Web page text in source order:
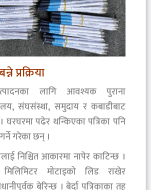
प्रक्रिया
लागि आवश्यक पुराना
संघसंस्था, समुदाय र कबाडीबाट
पढेर थन्किएका पत्रिका पनि
गरेका छन् ।
निश्चित आकारमा नापेर काटिन्छ ।
मोटाइको लिड राखेर
बेरिन्छ । बेर्दा पत्रिकाका तह